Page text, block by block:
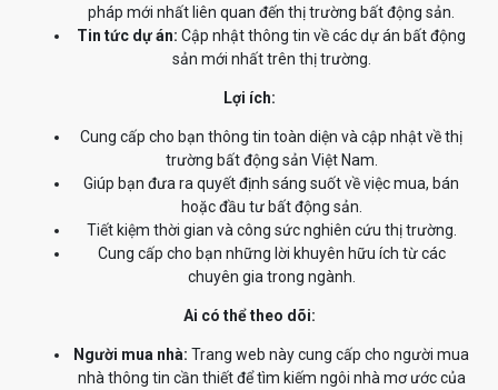
pháp mới nhất liên quan đến thị trường bất động sản.
Tin tức dự án: Cập nhật thông tin về các dự án bất động
sản mới nhất trên thị trường.
Lợi ích:
Cung cấp cho bạn thông tin toàn diện và cập nhật về thị
trường bất động sản Việt Nam.
Giúp bạn đưa ra quyết định sáng suốt về việc mua, bán
hoặc đầu tư bất động sản.
Tiết kiệm thời gian và công sức nghiên cứu thị trường.
Cung cấp cho bạn những lời khuyên hữu ích từ các
chuyên gia trong ngành.
Ai có thể theo dõi:
Người mua nhà: Trang web này cung cấp cho người mua
nhà thông tin cần thiết để tìm kiếm ngôi nhà mơ ước của